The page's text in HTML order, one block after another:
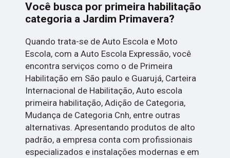
Você busca por primeira habilitação
categoria a Jardim Primavera?
Quando trata-se de Auto Escola e Moto
Escola, com a Auto Escola Expressão, você
encontra serviços como o de Primeira
Habilitação em São paulo e Guarujá, Carteira
Internacional de Habilitação, Auto escola
primeira habilitação, Adição de Categoria,
Mudança de Categoria Cnh, entre outras
alternativas. Apresentando produtos de alto
padrão, a empresa conta com profissionais
especializados e instalações modernas e em